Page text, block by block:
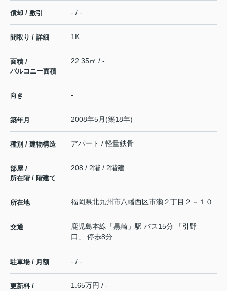
償却 / 敷引 - / -
間取り / 詳細 1K
面積 /
バルコニー面積
22.35㎡ / -
向き -
築年月 2008年5月(築18年)
種別 / 建物構造 アパート / 軽量鉄骨
部屋 /
所在階 / 階建て
208 / 2階 / 2階建
所在地 福岡県北九州市八幡西区市瀬２丁目２－１０
交通 鹿児島本線 「黒崎 」駅 バス15分 「引野
口」 停歩8分
駐車場 / 月額 - / -
更新料 / 1.65万円 / -